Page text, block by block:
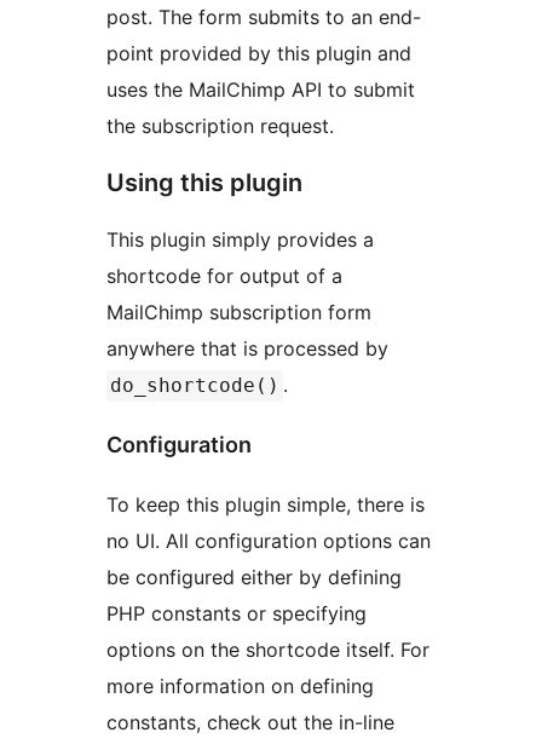
post. The form submits to an end-
point provided by this plugin and
uses the MailChimp API to submit
the subscription request.
Using this plugin
This plugin simply provides a
shortcode for output of a
MailChimp subscription form
anywhere that is processed by
do_shortcode() .
Configuration
To keep this plugin simple, there is
no UI. All configuration options can
be configured either by defining
PHP constants or specifying
options on the shortcode itself. For
more information on defining
constants, check out the in-line